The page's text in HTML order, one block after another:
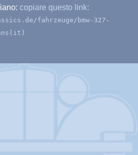
copiare questo link:
fahrzeuge/bmw-327-